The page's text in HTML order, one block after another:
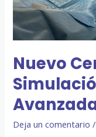
Nuevo
Deja un comentario
Avanzada
«LINK»